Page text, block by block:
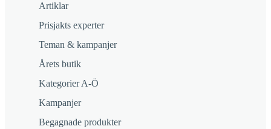
Artiklar
Prisjakts experter
Teman & kampanjer
Årets butik
Kategorier A-Ö
Kampanjer
Begagnade produkter